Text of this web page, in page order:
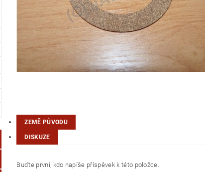
ZEMĚ PŮVODU
DISKUZE
Buďte první, kdo napíše příspěvek k této položce.